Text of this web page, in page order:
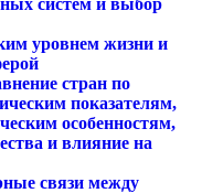
уровнем жизни и
стран по
показателям,
особенностям,
и влияние на
связи между